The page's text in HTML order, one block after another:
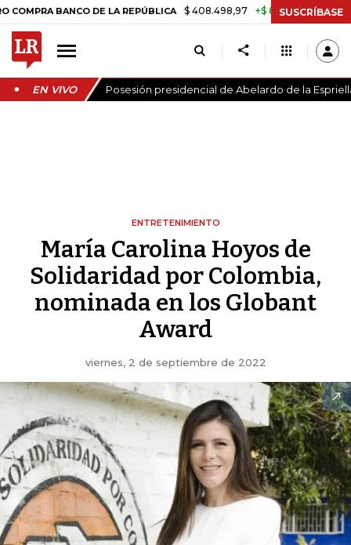
BANCO DE LA REPÚBLICA $ 408.498,97 +$ 8.753,81 +2,19%
SUSCRÍBASE
EN VIVO Posesión presidencial de Abelardo de la
ENTRETENIMIENTO
María Carolina Hoyos de
Solidaridad por Colombia,
nominada en los Globant
Award
viernes, 2 de septiembre de 2022